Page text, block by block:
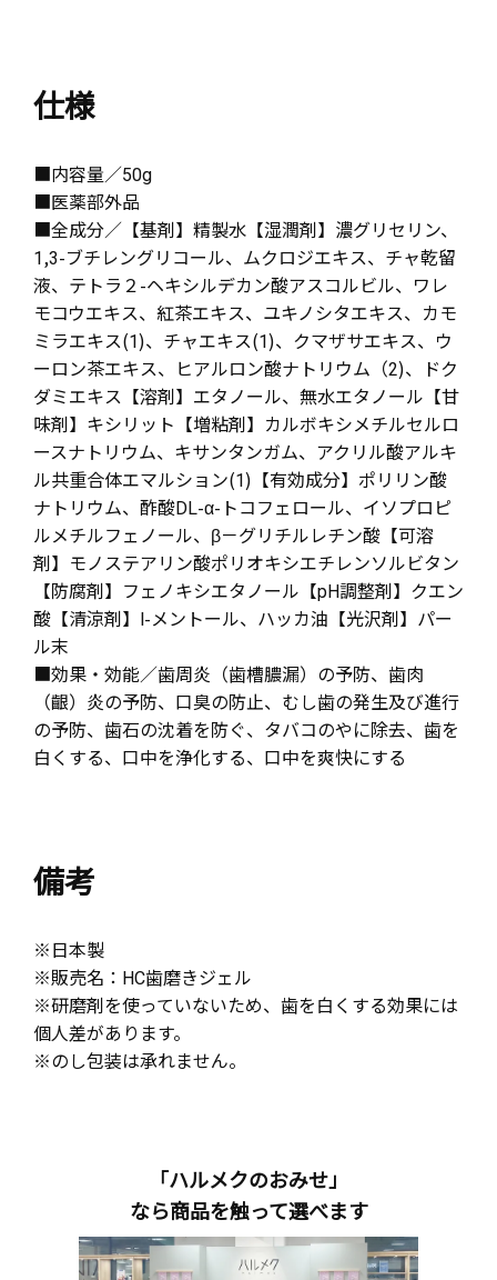
仕様
■内容量／50g
■医薬部外品
■全成分／【基剤】精製水【湿潤剤】濃グリセリン、
1,3-ブチレングリコール、ムクロジエキス、チャ乾留
液、テトラ２-ヘキシルデカン酸アスコルビル、ワレ
モコウエキス、紅茶エキス、ユキノシタエキス、カモ
ミラエキス(1)、チャエキス(1)、クマザサエキス、ウ
ーロン茶エキス、ヒアルロン酸ナトリウム（2)、ドク
ダミエキス【溶剤】エタノール、無水エタノール【甘
味剤】キシリット【増粘剤】カルボキシメチルセルロ
ースナトリウム、キサンタンガム、アクリル酸アルキ
ル共重合体エマルション(1)【有効成分】ポリリン酸
ナトリウム、酢酸DL-α-トコフェロール、イソプロピ
ルメチルフェノール、β－グリチルレチン酸【可溶
剤】モノステアリン酸ポリオキシエチレンソルビタン
【防腐剤】フェノキシエタノール【pH調整剤】クエン
酸【清涼剤】l-メントール、ハッカ油【光沢剤】パー
ル末
■効果・効能／歯周炎（歯槽膿漏）の予防、歯肉
（齦）炎の予防、口臭の防止、むし歯の発生及び進行
の予防、歯石の沈着を防ぐ、タバコのやに除去、歯を
白くする、口中を浄化する、口中を爽快にする
備考
※日本製
※販売名：HC歯磨きジェル
※研磨剤を使っていないため、歯を白くする効果には
個人差があります。
※のし包装は承れません。
「ハルメクのおみせ」
なら商品を触って選べます